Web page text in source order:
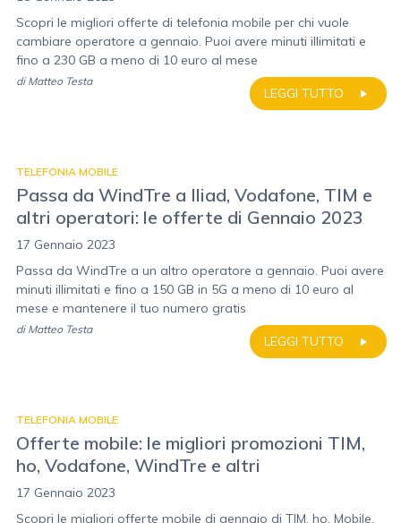
Scopri le migliori offerte di telefonia mobile per chi vuole
cambiare operatore a gennaio. Puoi avere minuti illimitati e
fino a 230 GB a meno di 10 euro al mese
LEGGI TUTTO
di Matteo Testa
TELEFONIA MOBILE
Passa da WindTre a Iliad, Vodafone, TIM e
altri operatori: le offerte di Gennaio 2023
17 Gennaio 2023
Passa da WindTre a un altro operatore a gennaio. Puoi avere
minuti illimitati e fino a 150 GB in 5G a meno di 10 euro al
mese e mantenere il tuo numero gratis
LEGGI TUTTO
di Matteo Testa
TELEFONIA MOBILE
Offerte mobile: le migliori promozioni TIM,
ho, Vodafone, WindTre e altri
17 Gennaio 2023
Scopri le migliori offerte mobile di gennaio di TIM, ho. Mobile,